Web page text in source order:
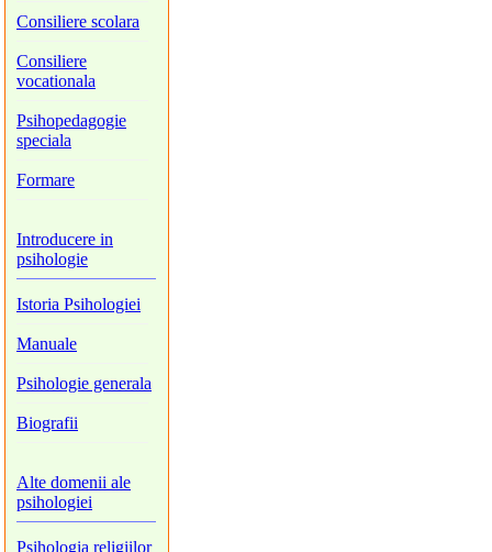
Consiliere scolara
Consiliere
vocationala
Psihopedagogie
speciala
Formare
Introducere in
psihologie
Istoria Psihologiei
Manuale
Psihologie generala
Biografii
Alte domenii ale
psihologiei
Psihologia religiilor